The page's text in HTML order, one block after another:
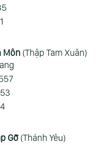
Môn(Thập Tam Xuân)
Gỡ(Thánh Yêu)